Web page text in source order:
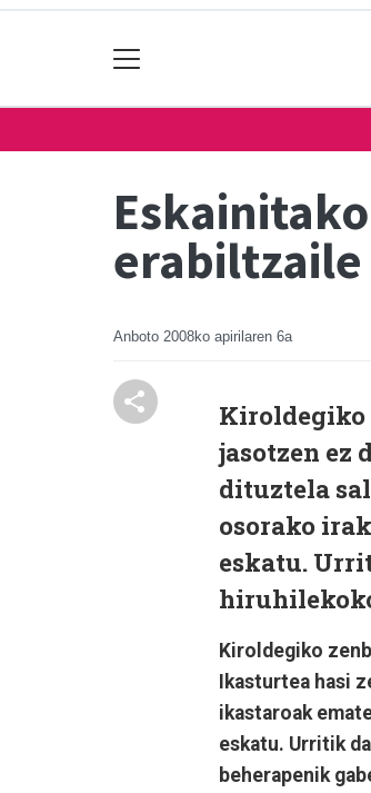
erabiltzaile
Anboto 2008ko apirilaren 6a
Kiroldegiko
jasotzen ez
dituztela
osorako
eskatu.
Kiroldegiko
Ikasturtea hasi
ikastaroak
eskatu. Urritik
beherapenik